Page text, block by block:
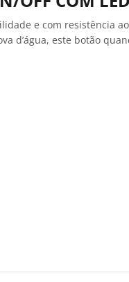
e com resistência
d’água, este botão